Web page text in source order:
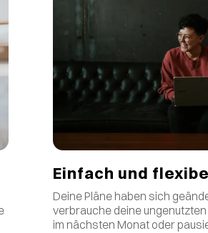
Einfach und
Deine Pläne haben sich
verbrauche deine
im nächsten Monat oder